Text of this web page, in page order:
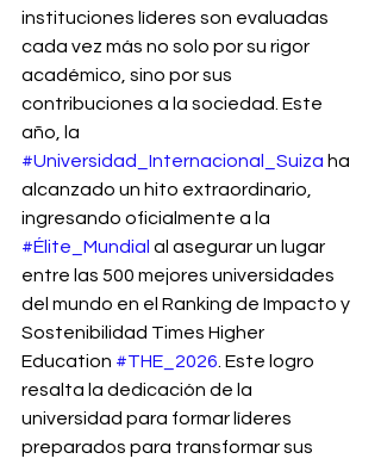
instituciones líderes son evaluadas
cada vez más no solo por su rigor
académico, sino por sus
contribuciones a la sociedad. Este
año, la
#Universidad_Internacional_Suiza ha
alcanzado un hito extraordinario,
ingresando oficialmente a la
#Élite_Mundial al asegurar un lugar
entre las 500 mejores universidades
del mundo en el Ranking de Impacto y
Sostenibilidad Times Higher
Education #THE_2026 . Este logro
resalta la dedicación de la
universidad para formar líderes
preparados para transformar sus